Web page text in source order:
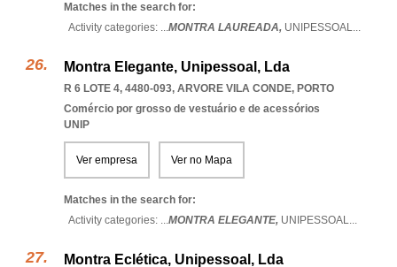
Matches in the search for:
Activity categories: ...MONTRA LAUREADA, UNIPESSOAL...
Montra Elegante, Unipessoal, Lda
R 6 LOTE 4, 4480-093, ARVORE VILA CONDE, PORTO
Comércio por grosso de vestuário e de acessórios
UNIP
Ver empresa Ver no Mapa
Matches in the search for:
Activity categories: ...MONTRA ELEGANTE, UNIPESSOAL...
Montra Eclética, Unipessoal, Lda